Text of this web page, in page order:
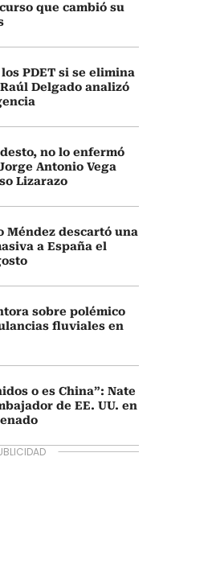
que cambió su
PDET si se elimina
Delgado analizó
no lo enfermó
Antonio Vega
Lizarazo
Méndez descartó una
a España el
sobre polémico
fluviales en
o es China”: Nate
de EE. UU. en